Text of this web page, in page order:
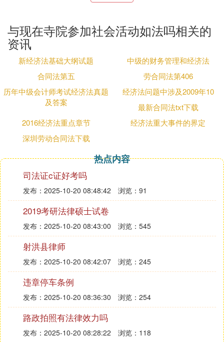
（区、市）宗教教职人员到我区宗教活动场所学经，
应当经过双方省级人民政府宗教事务部门协商同意。
学经期间，宗教教职人员应当遵守宗教活动场所的
制度，服从所在地人民政府宗教事务部门和宗教活
动场所管理组织的管理。
第四十四条 邀请境外宗教教职人员到我区进行访问
或者宗教学术交流的，应当由自治区宗教团体向自治
区人民政府宗教事务部门提出申请，自治区人民政府
宗教事务部门应当自收到申请之日起20日内会同自治
区外事部门向自治区人民政府提出审核意见，自治区
人民政府在20日内作出是否批准的决定。经批准到我
区的境外宗教教职人员，应当服从所在地人民政府宗
教事务部门和外事部门的管理。
第五十三条 宗教教职人员违反本办法第四十一条、
第四十二条、第四十三条、第四十四条规定，未经批
准或者备案跨区域活动的，由县级以上人民政府宗教
事务部门责令改正；情节严重的，由县级以上人民政
府宗教事务部门建议有关的宗教团体取消其宗教教职
人员身份。
与现在寺院参加社会活动如法吗相关的
资讯
新经济法基础大纲试题
中级的财务管理和经济法
合同法第五
劳合同法第406
历年中级会计师考试经济法真题
及答案
经济法问题中涉及2009年10
最新合同法txt下载
2016经济法重点章节
经济法重大事件的界定
深圳劳动合同法下载
热点内容
司法证c证好考吗
发布：2025-10-20 08:48:42 浏览：91
2019考研法律硕士试卷
发布：2025-10-20 08:43:00 浏览：545
射洪县律师
发布：2025-10-20 08:42:07 浏览：245
违章停车条例
发布：2025-10-20 08:36:30 浏览：254
路政拍照有法律效力吗
发布：2025-10-20 08:28:22 浏览：118